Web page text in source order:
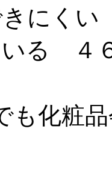
きにく
いる ４
も化粧